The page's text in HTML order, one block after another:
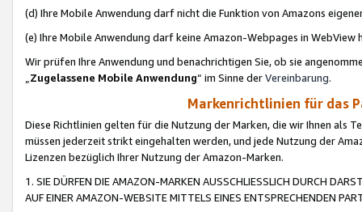
(d) Ihre Mobile Anwendung darf nicht die Funktion von Amazons
(e) Ihre Mobile Anwendung darf keine Amazon-Webpages in WebView
Wir prüfen Ihre Anwendung und benachrichtigen Sie, ob sie
„Zugelassene Mobile Anwendung“ im Sinne derVereinbarung.
Markenrichtlinien für das
Diese Richtlinien gelten für die Nutzung der Marken, die wir Ihnen als
müssen jederzeit strikt eingehalten werden, und jede Nutzung der
Lizenzen bezüglich Ihrer Nutzung der Amazon-Marken.
1. SIE DÜRFEN DIE AMAZON-MARKEN AUSSCHLIESSLICH DURCH
AUF EINER AMAZON-WEBSITE MITTELS EINES ENTSPRECHENDEN